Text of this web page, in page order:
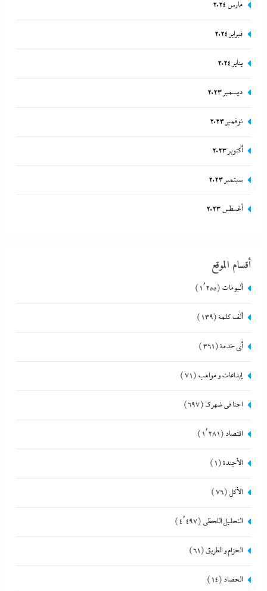
مارس 2024
فبراير 2024
يناير 2024
ديسمبر 2023
نوفمبر 2023
أكتوبر 2023
سبتمبر 2023
أغسطس 2023
أقسام الموقع
ألبومات (1٬255)
ألف كلمة(139)
أي خدمة(361)
إبداعات و مواهب (71)
احنا في ضهرك (697)
اقتصاد (1٬281)
الأجندة(1)
الأكل (76)
التحليل اللحظي (4٬497)
الحزام و الطريق (61)
الحصاد (14)